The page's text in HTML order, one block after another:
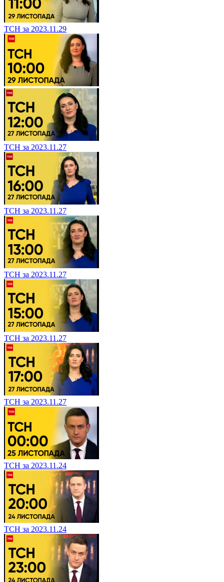
ТСН за 2023.11.29
ТСН за 2023.11.27
ТСН за 2023.11.27
ТСН за 2023.11.27
ТСН за 2023.11.27
ТСН за 2023.11.27
ТСН за 2023.11.24
ТСН за 2023.11.24